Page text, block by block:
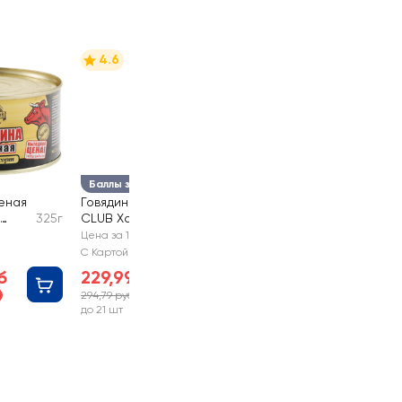
325г
Баллы за отзыв
4.6
Говядина PREMIUM
CLUB Халяль
Цена за 1 шт
С Картой №1
229,99 руб
294,79 руб
до 21 шт